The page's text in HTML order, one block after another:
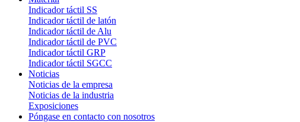
Indicador táctil SS
Indicador táctil de latón
Indicador táctil de Alu
Indicador táctil de PVC
Indicador táctil GRP
Indicador táctil SGCC
Noticias
Noticias de la empresa
Noticias de la industria
Exposiciones
Póngase en contacto con nosotros